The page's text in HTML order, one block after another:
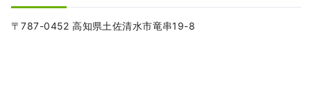
〒787-0452 高知県土佐清水市竜串19-8